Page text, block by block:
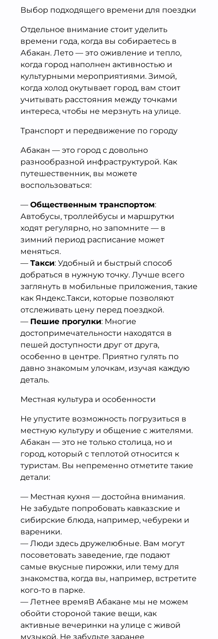
Выбор подходящего времени для поездки
Отдельное внимание стоит уделить
времени года, когда вы собираетесь в
Абакан. Лето — это оживление и тепло,
когда город наполнен активностью и
культурными мероприятиями. Зимой,
когда холод окутывает город, вам стоит
учитывать расстояния между точками
интереса, чтобы не мерзнуть на улице.
Транспорт и передвижение по городу
Абакан — это город с довольно
разнообразной инфраструктурой. Как
путешественник, вы можете
воспользоваться:
— Общественным транспортом:
Автобусы, троллейбусы и маршрутки
ходят регулярно, но запомните — в
зимний период расписание может
меняться.
— Такси: Удобный и быстрый способ
добраться в нужную точку. Лучше всего
заглянуть в мобильные приложения, такие
как Яндекс.Такси, которые позволяют
отслеживать цену перед поездкой.
— Пешие прогулки: Многие
достопримечательности находятся в
пешей доступности друг от друга,
особенно в центре. Приятно гулять по
давно знакомым улочкам, изучая каждую
деталь.
Местная культура и особенности
Не упустите возможность погрузиться в
местную культуру и общение с жителями.
Абакан — это не только столица, но и
город, который с теплотой относится к
туристам. Вы непременно отметите такие
детали:
— Местная кухня — достойна внимания.
Не забудьте попробовать кавказские и
сибирские блюда, например, чебуреки и
вареники.
— Люди здесь дружелюбные. Вам могут
посоветовать заведение, где подают
самые вкусные пирожки, или тему для
знакомства, когда вы, например, встретите
кого-то в парке.
— Летнее времяВ Абакане мы не можем
обойти стороной такие вещи, как
активные вечеринки на улице с живой
музыкой. Не забудьте заранее